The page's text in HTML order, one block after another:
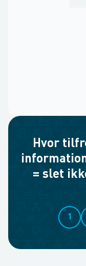
Hvor
= slet
1